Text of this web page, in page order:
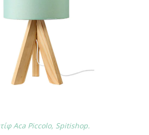
Aca Piccolo, Spitishop.